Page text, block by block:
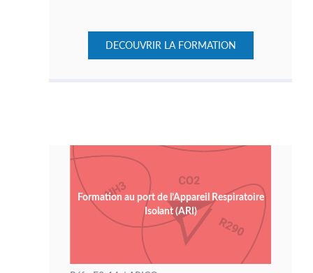
DECOUVRIR LA FORMATION
Formation au port de l’Appareil Respiratoire
Isolant (ARI)